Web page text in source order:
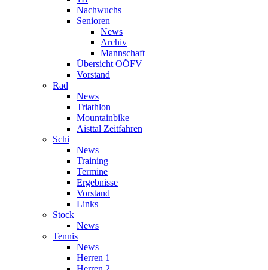
Nachwuchs
Senioren
News
Archiv
Mannschaft
Übersicht OÖFV
Vorstand
Rad
News
Triathlon
Mountainbike
Aisttal Zeitfahren
Schi
News
Training
Termine
Ergebnisse
Vorstand
Links
Stock
News
Tennis
News
Herren 1